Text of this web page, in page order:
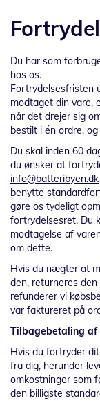
Du har som
hos os.
Fortrydelsesfristen
modtaget din vare,
når det drejer sig
bestilt i én ordre,
Du skal inden 60
du ønsker at
info@batteribyen.dk
benytte
gøre os tydeligt
fortrydelsesret. Du
modtagelse af
om dette.
Hvis du nægter at
den, returneres
refunderer vi
var faktureret på
Tilbagebetaling af
Hvis du fortryder
fra dig, herunder
omkostninger som
den billigste